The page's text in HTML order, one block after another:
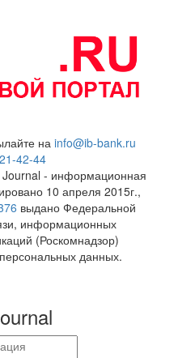
на info@ib-bank.ru
42-44
Journal - информационная
10 апреля 2015г.,
выдано Федеральной
информационных
(Роскомнадзор)
персональных данных.